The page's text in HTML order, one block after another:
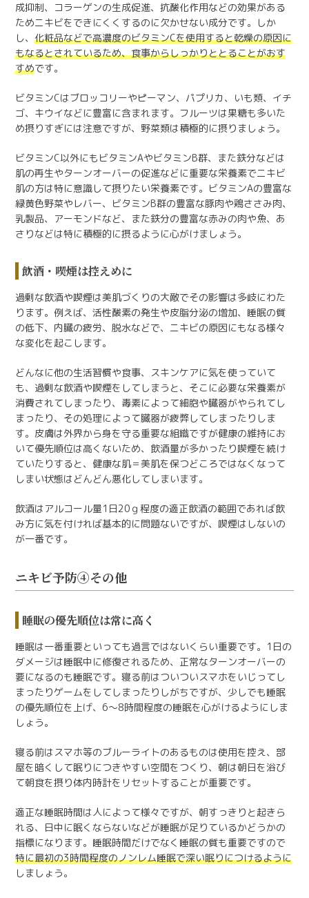
成抑制、コラーゲンの生成促進、抗酸化作用などの効果がある
ためニキビをできにくくするのに欠かせない成分です。しか
し、化粧品などで高濃度のビタミンCを使用すると乾燥の原因に
もなるとされているため、食事からしっかりととることがおす
すめです。
ビタミンCはブロッコリーやピーマン、パプリカ、いも類、イチ
ゴ、キウイなどに豊富に含まれます。フルーツは果糖も多いた
め摂りすぎには注意ですが、野菜類は積極的に摂りましょう。
ビタミンC以外にもビタミンAやビタミンB群、また鉄分などは
肌の再生やターンオーバーの促進などに重要な栄養素でニキビ
肌の方は特に意識して摂りたい栄養素です。ビタミンAの豊富な
緑黄色野菜やレバー、ビタミンB群の豊富な豚肉や鶏ささみ肉、
乳製品、アーモンドなど、また鉄分の豊富な赤みの肉や魚、あ
さりなどは特に積極的に摂るように心がけましょう。
飲酒・喫煙は控えめに
過剰な飲酒や喫煙は美肌づくりの大敵でその影響は多岐にわた
ります。例えば、活性酸素の発生や皮脂分泌の増加、睡眠の質
の低下、内臓の疲労、脱水などで、ニキビの原因にもなる様々
な変化を起こします。
どんなに他の生活習慣や食事、スキンケアに気を使っていて
も、過剰な飲酒や喫煙をしてしまうと、そこに必要な栄養素が
消費されてしまったり、毒素によって細胞や臓器がやられてし
まったり、その処理によって臓器が疲弊してしまったりしま
す。皮膚は外界から身を守る重要な組織ですが健康の維持にお
いて優先順位は高くないため、飲酒量が多かったり喫煙を続け
ていたりすると、健康な肌＝美肌を保つどころではなくなって
しまい状態はどんどん悪化してしまいます。
飲酒はアルコール量1日20ｇ程度の適正飲酒の範囲であれば飲
み方に気を付ければ基本的に問題ないですが、喫煙はしないの
が一番です。
ニキビ予防④その他
睡眠の優先順位は常に高く
睡眠は一番重要といっても過言ではないくらい重要です。1日の
ダメージは睡眠中に修復されるため、正常なターンオーバーの
要になるのも睡眠です。寝る前はついついスマホをいじってし
まったりゲームをしてしまったりしがちですが、少しでも睡眠
の優先順位を上げ、6～8時間程度の睡眠を心がけるようにしま
しょう。
寝る前はスマホ等のブルーライトのあるものは使用を控え、部
屋を暗くして眠りにつきやすい空間をつくり、朝は朝日を浴び
て朝食を摂り体内時計をリセットすることが重要です。
適正な睡眠時間は人によって様々ですが、朝すっきりと起きら
れる、日中に眠くならないなどが睡眠が足りているかどうかの
指標になります。睡眠時間だけでなく睡眠の質も重要ですので
特に最初の3時間程度のノンレム睡眠で深い眠りにつけるように
しましょう。